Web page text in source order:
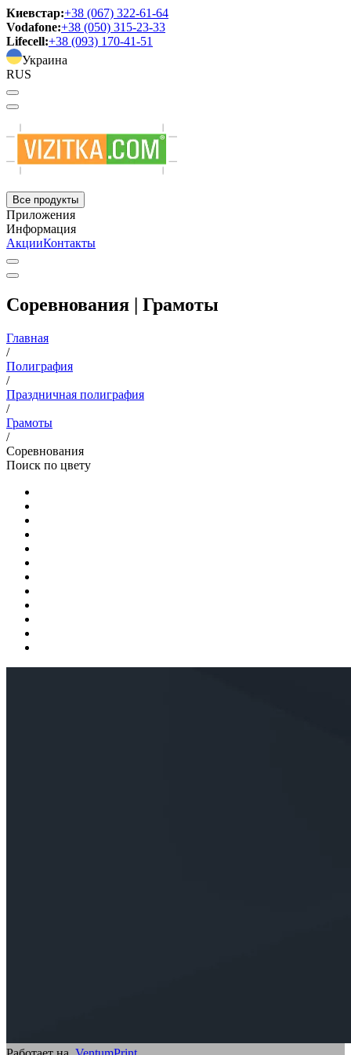
Киевстар:+38 (067) 322-61-64
Vodafone:+38 (050) 315-23-33
Lifecell:+38 (093) 170-41-51
Украина
RUS
Все продукты
Приложения
Информация
АкцииКонтакты
Соревнования | Грамоты
Главная
/
Полиграфия
/
Праздничная полиграфия
/
Грамоты
/
Соревнования
Поиск по цвету